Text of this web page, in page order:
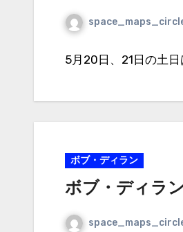
5月20日、21日の土
ボブ・ディラン
ボブ・ディラ